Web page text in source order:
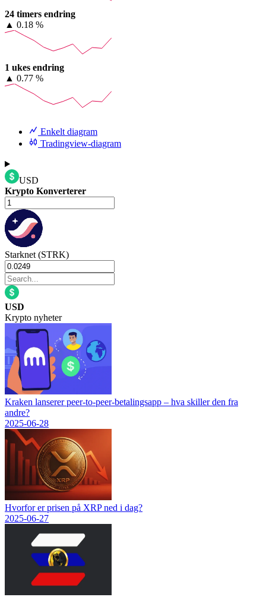
24 timers endring
▲ 0.18 %
1 ukes endring
▲ 0.77 %
Enkelt diagram
Tradingview-diagram
USD
Krypto Konverterer
Starknet (STRK)
USD
Krypto nyheter
Kraken lanserer peer-to-peer-betalingsapp – hva skiller den fra
andre?
2025-06-28
Hvorfor er prisen på XRP ned i dag?
2025-06-27